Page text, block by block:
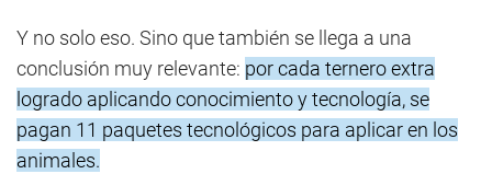
Y no solo eso. Sino que también se llega a una
conclusión muy relevante: por cada ternero extra
logrado aplicando conocimiento y tecnología, se
pagan 11 paquetes tecnológicos para aplicar en los
animales.